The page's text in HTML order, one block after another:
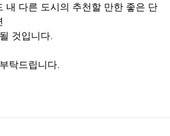
내 다른 도시의 추천할 만한 좋은 단
것입니다.
탁드립니다.